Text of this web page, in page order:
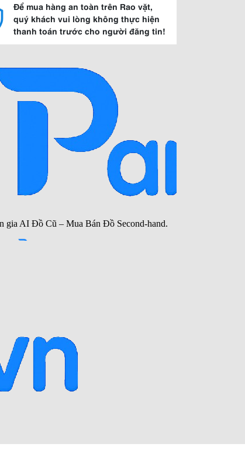
Để mua hàng an toàn trên Rao vặt,
quý khách vui lòng không thực hiện
thanh toán trước cho người đăng tin!